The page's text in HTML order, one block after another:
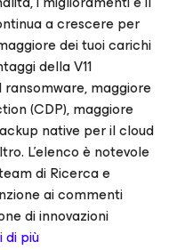
a crescere per
dei tuoi carichi
della V11
maggiore
(CDP), maggiore
native per il cloud
L'elenco è notevole
di Ricerca e
ai commenti
di innovazioni
di più